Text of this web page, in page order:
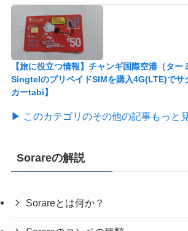
【旅に役立つ情報】チャンギ国際空港（ター
SingtelのプリペイドSIMを購入4G(LTE)でサ
カーtabi】
▶ このカテゴリのその他の記事もっと
Sorareの解説
Sorareとは何か？